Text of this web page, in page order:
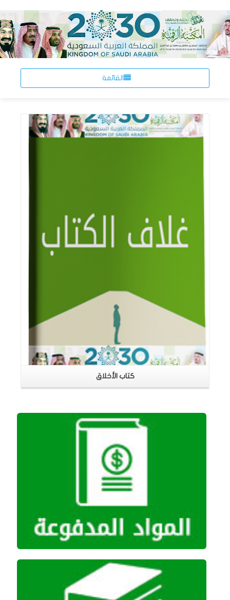
القائمة
كتاب الأخلاق